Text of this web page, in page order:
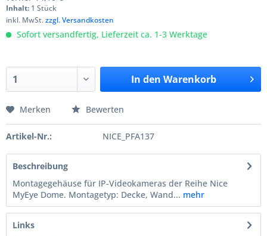
Inhalt: 1 Stück
inkl. MwSt.zzgl. Versandkosten
Sofort versandfertig, Lieferzeit ca. 1-3 Werktage
In den Warenkorb
Merken Bewerten
Artikel-Nr.: NICE_PFA137
Beschreibung
Montagegehäuse für IP-Videokameras der Reihe Nice
MyEye Dome. Montagetyp: Decke, Wand... mehr
Links